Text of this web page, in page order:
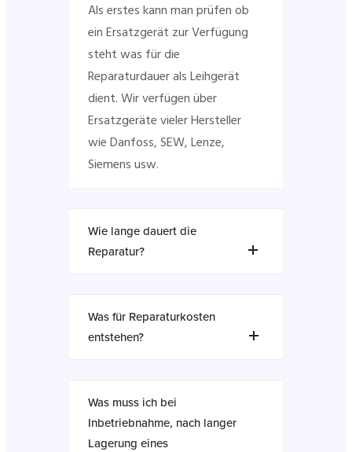
Als erstes kann man prüfen ob
ein Ersatzgerät zur Verfügung
steht was für die
Reparaturdauer als Leihgerät
dient. Wir verfügen über
Ersatzgeräte vieler Hersteller
wie Danfoss, SEW, Lenze,
Siemens usw.
Wie lange dauert die
Reparatur?
Was für Reparaturkosten
entstehen?
Was muss ich bei
Inbetriebnahme, nach langer
Lagerung eines